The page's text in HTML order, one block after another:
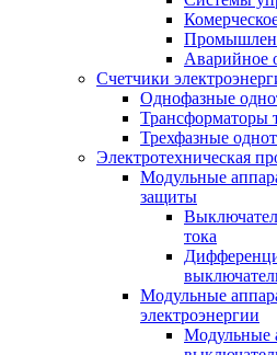
Аварийное
Счетчики
Однофазные
Трансформаторы
Трехфазные
Электротехническая
Модульные
защиты
тока
Модульные
электроэнергии
Модульные